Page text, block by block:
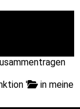
'
in meine